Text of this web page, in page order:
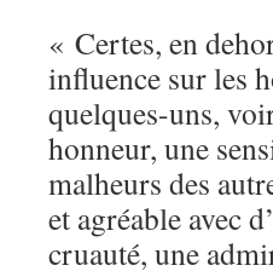
« Certes, en
influence sur les
quelques-uns,
honneur, une
malheurs des
et agréable avec
cruauté, une